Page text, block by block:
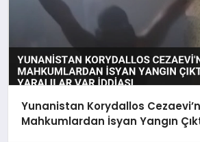
Yunanistan Korydallos
Mahkumlardan İsyan Yangın